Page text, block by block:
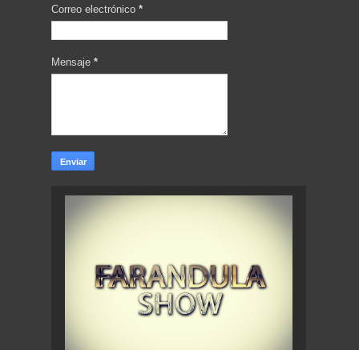
Correo electrónico *
Mensaje *